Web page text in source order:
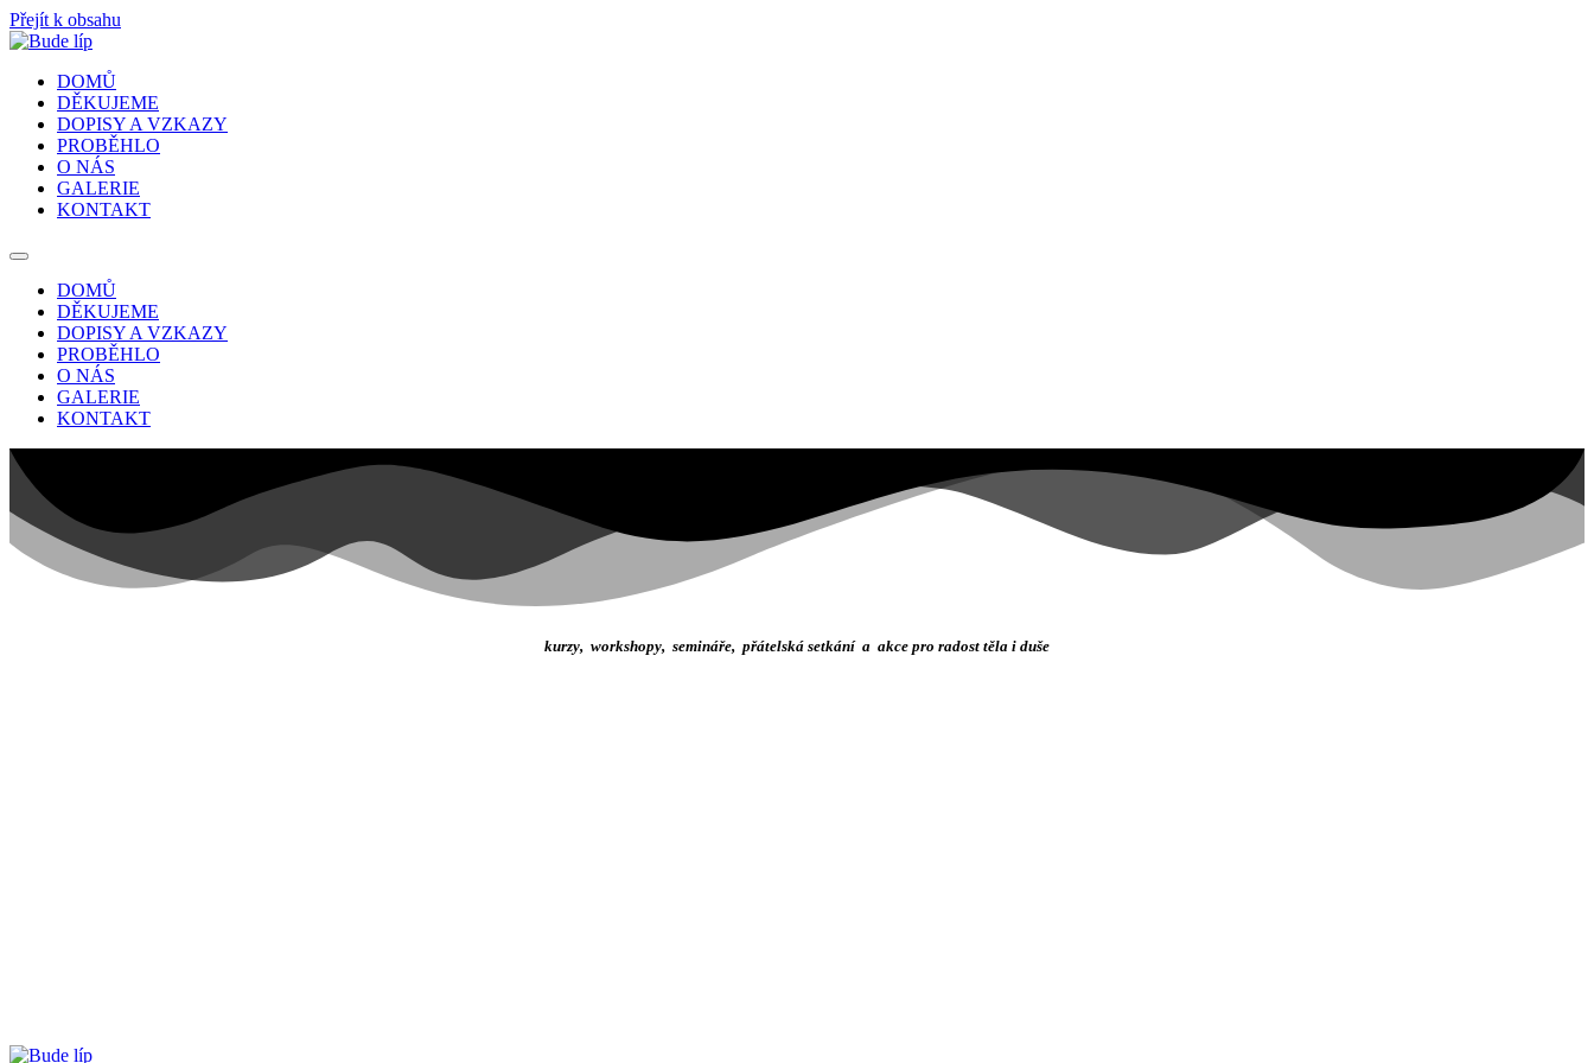
Přejít k obsahu
DOMŮ
DĚKUJEME
DOPISY A VZKAZY
PROBĚHLO
O NÁS
GALERIE
KONTAKT
DOMŮ
DĚKUJEME
DOPISY A VZKAZY
PROBĚHLO
O NÁS
GALERIE
KONTAKT
kurzy, workshopy, semináře, přátelská setkání a akce pro radost těla i duše